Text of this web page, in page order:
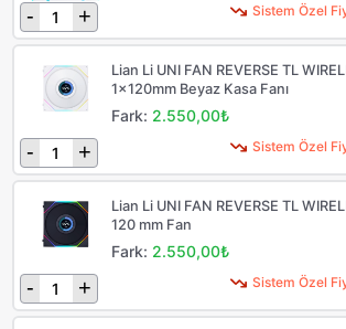
Sistem Özel
- +
Sistem Özel
Lian Li UNI FAN REVERSE TL
1x120mm Beyaz Kasa Fanı
Fark: 2.550,00₺
- +
Sistem Özel
Lian Li UNI FAN REVERSE TL
120 mm Fan
Fark: 2.550,00₺
- +